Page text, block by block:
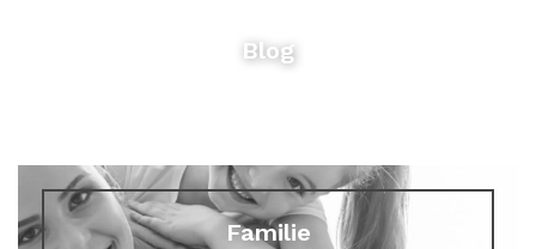
Blog
Familie